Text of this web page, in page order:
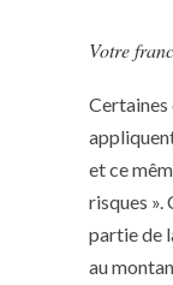
Votre
Certaines
et ce
risques ».
partie de
au